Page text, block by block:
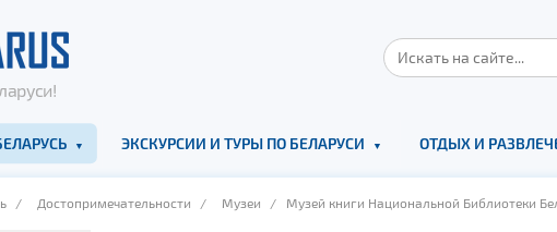
ЭКСКУРСИИ И ТУРЫ ПО БЕЛАРУСИ ОТДЫХ И
/ Достопримечательности / Музеи / Музей книги Национальной Библиотеки